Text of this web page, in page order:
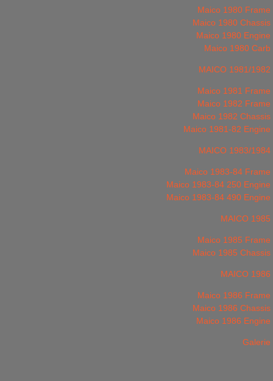
Maico 1980 Frame
Maico 1980 Chassis
Maico 1980 Engine
Maico 1980 Carb
MAICO 1981/1982
Maico 1981 Frame
Maico 1982 Frame
Maico 1982 Chassis
Maico 1981-82 Engine
MAICO 1983/1984
Maico 1983-84 Frame
Maico 1983-84 250 Engine
Maico 1983-84 490 Engine
MAICO 1985
Maico 1985 Frame
Maico 1985 Chassis
MAICO 1986
Maico 1986 Frame
Maico 1986 Chassis
Maico 1986 Engine
Galerie